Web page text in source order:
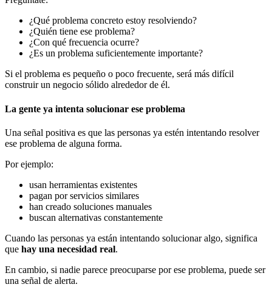
¿Qué problema concreto estoy resolviendo?
¿Quién tiene ese problema?
¿Con qué frecuencia ocurre?
¿Es un problema suficientemente importante?
Si el problema es pequeño o poco frecuente, será más difícil
construir un negocio sólido alrededor de él.
La gente ya intenta solucionar ese problema
Una señal positiva es que las personas ya estén intentando resolver
ese problema de alguna forma.
Por ejemplo:
usan herramientas existentes
pagan por servicios similares
han creado soluciones manuales
buscan alternativas constantemente
Cuando las personas ya están intentando solucionar algo, significa
que hay una necesidad real.
En cambio, si nadie parece preocuparse por ese problema, puede ser
una señal de alerta.